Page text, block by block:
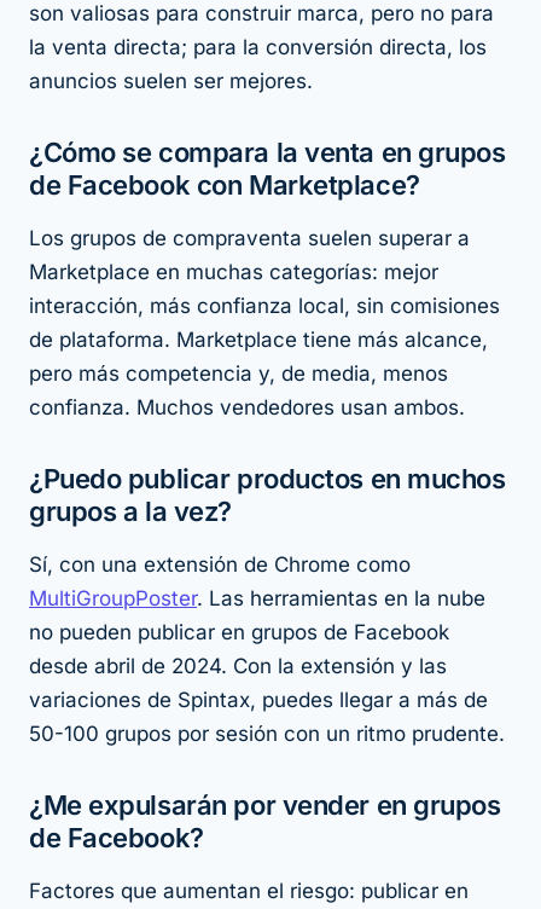
son valiosas para construir marca, pero no para
la venta directa; para la conversión directa, los
anuncios suelen ser mejores.
¿Cómo se compara la venta en grupos
de Facebook con Marketplace?
Los grupos de compraventa suelen superar a
Marketplace en muchas categorías: mejor
interacción, más confianza local, sin comisiones
de plataforma. Marketplace tiene más alcance,
pero más competencia y, de media, menos
confianza. Muchos vendedores usan ambos.
¿Puedo publicar productos en muchos
grupos a la vez?
Sí, con una extensión de Chrome como
MultiGroupPoster. Las herramientas en la nube
no pueden publicar en grupos de Facebook
desde abril de 2024. Con la extensión y las
variaciones de Spintax, puedes llegar a más de
50-100 grupos por sesión con un ritmo prudente.
¿Me expulsarán por vender en grupos
de Facebook?
Factores que aumentan el riesgo: publicar en